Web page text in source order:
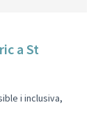
a St
i inclusiva,